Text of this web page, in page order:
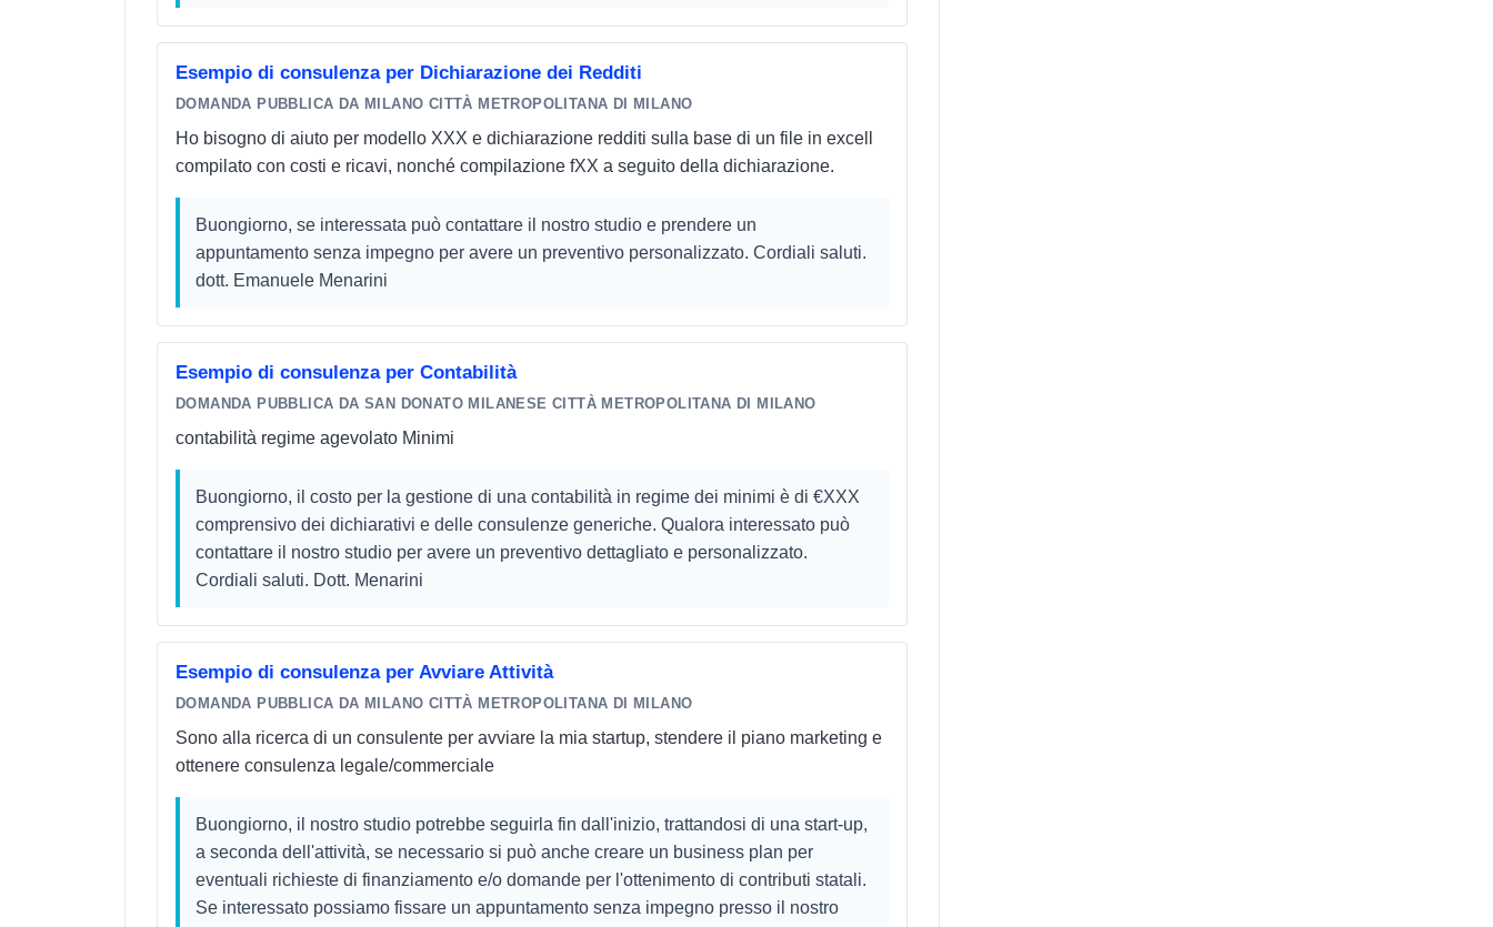
Esempio di consulenza per Dichiarazione dei Redditi
DOMANDA PUBBLICA DA MILANO CITTÀ METROPOLITANA DI MILANO
Ho bisogno di aiuto per modello XXX e dichiarazione redditi sulla base di un file in excell
compilato con costi e ricavi, nonché compilazione fXX a seguito della dichiarazione.
Buongiorno, se interessata può contattare il nostro studio e prendere un
appuntamento senza impegno per avere un preventivo personalizzato. Cordiali saluti.
dott. Emanuele Menarini
Esempio di consulenza per Contabilità
DOMANDA PUBBLICA DA SAN DONATO MILANESE CITTÀ METROPOLITANA DI MILANO
contabilità regime agevolato Minimi
Buongiorno, il costo per la gestione di una contabilità in regime dei minimi è di €XXX
comprensivo dei dichiarativi e delle consulenze generiche. Qualora interessato può
contattare il nostro studio per avere un preventivo dettagliato e personalizzato.
Cordiali saluti. Dott. Menarini
Esempio di consulenza per Avviare Attività
DOMANDA PUBBLICA DA MILANO CITTÀ METROPOLITANA DI MILANO
Sono alla ricerca di un consulente per avviare la mia startup, stendere il piano marketing e
ottenere consulenza legale/commerciale
Buongiorno, il nostro studio potrebbe seguirla fin dall'inizio, trattandosi di una start-up,
a seconda dell'attività, se necessario si può anche creare un business plan per
eventuali richieste di finanziamento e/o domande per l'ottenimento di contributi statali.
Se interessato possiamo fissare un appuntamento senza impegno presso il nostro